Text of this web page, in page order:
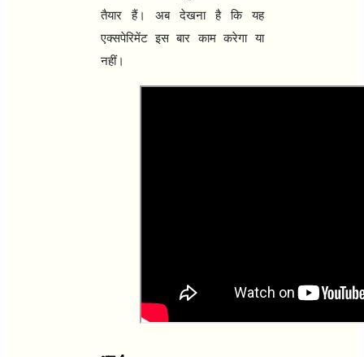
तैयार हैं। अब देखना है कि यह
एक्सपेरिमेंट इस बार काम करेगा या
नहीं।